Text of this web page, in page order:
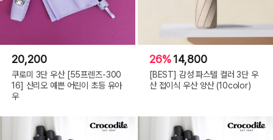
20,200
쿠로미 3단 우산 [55프렌즈-300
16] 산리오 예쁜 어린이 초등 유아
우
26%14,800
[BEST] 감성 파스텔 컬러 3단 우
산 접이식 우산 양산 (10color)